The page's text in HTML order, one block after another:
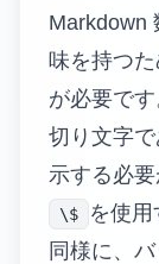
Markdown
味を持つ
が必要で
切り文字
示する必
\$
を使用
同様に、